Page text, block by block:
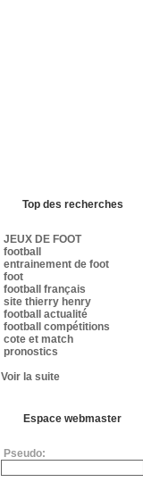
Top des recherches
JEUX DE FOOT
football
entrainement de foot
foot
football français
site thierry henry
football actualité
football compétitions
cote et match
pronostics
Voir la suite
Espace webmaster
Pseudo: